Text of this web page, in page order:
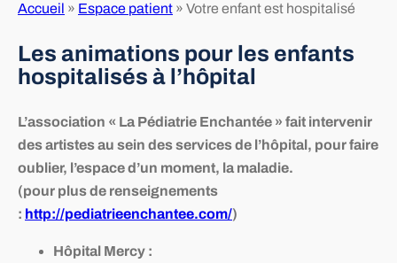
Accueil » Espace patient » Votre enfant est hospitalisé
Les animations pour les enfants
hospitalisés à l’hôpital
L’association « La Pédiatrie Enchantée » fait intervenir
des artistes au sein des services de l’hôpital, pour faire
oublier, l’espace d’un moment, la maladie.
(pour plus de renseignements
: http://pediatrieenchantee.com/)
Hôpital Mercy :